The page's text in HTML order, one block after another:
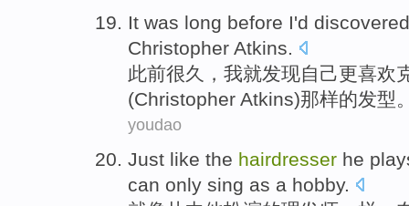
It was long before I'd discovered
Christopher Atkins.
此前很久 ， 我就发现自己更喜欢
(Christopher Atkins)那样的发型
youdao
Just like the hairdresser he
can only sing as a hobby.